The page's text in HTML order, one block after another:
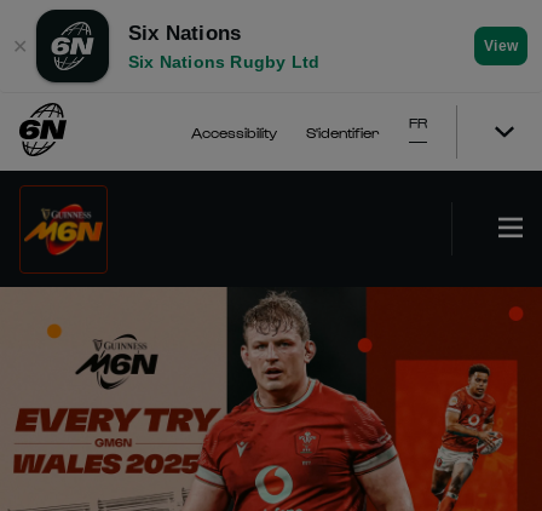
✕
Six Nations
Six Nations Rugby Ltd
View
Accessibility S'identifier
FR